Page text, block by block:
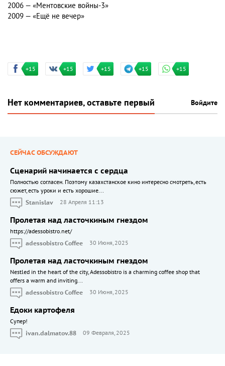
2006 — «Ментовские войны-3»
2009 — «Ещё не вечер»
+15 +15 +15 +15 +15
Нет комментариев, оставьте первый Войдите
СЕЙЧАС ОБСУЖДАЮТ
Сценарий начинается с сердца
Полностью согласен. Поэтому казахстанское кино интересно смотреть, есть
сюжет, есть уроки и есть хорошие...
Stanislav
28 Апреля 11:13
Пролетая над ласточкиным гнездом
https://adessobistro.net/
adessobistro Coffee
30 Июня, 2025
Пролетая над ласточкиным гнездом
Nestled in the heart of the city, Adessobistro is a charming coffee shop that
offers a warm and inviting...
adessobistro Coffee
30 Июня, 2025
Едоки картофеля
Cупер!
ivan.dalmatov.88
09 Февраля, 2025